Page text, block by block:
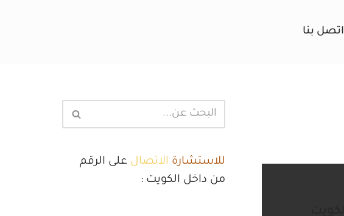
اتصل بنا
للاستشارة الاتصال على الرقم
من داخل الكويت :